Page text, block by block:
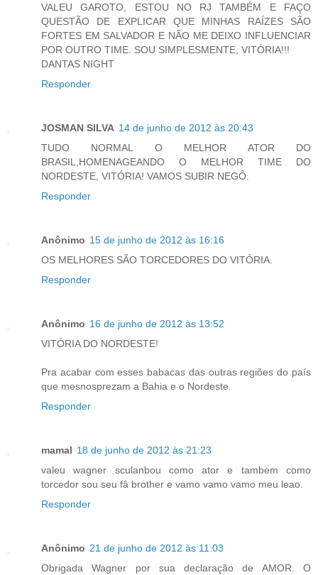
VALEU GAROTO, ESTOU NO RJ TAMBÉM E FAÇO
QUESTÃO DE EXPLICAR QUE MINHAS RAÍZES SÃO
FORTES EM SALVADOR E NÃO ME DEIXO INFLUENCIAR
POR OUTRO TIME. SOU SIMPLESMENTE, VITÓRIA!!!
DANTAS NIGHT
Responder
JOSMAN SILVA 14 de junho de 2012 às 20:43
TUDO NORMAL O MELHOR ATOR DO
BRASIL,HOMENAGEANDO O MELHOR TIME DO
NORDESTE, VITÓRIA! VAMOS SUBIR NEGÔ.
Responder
Anônimo 15 de junho de 2012 às 16:16
OS MELHORES SÃO TORCEDORES DO VITÓRIA.
Responder
Anônimo 16 de junho de 2012 às 13:52
VITÓRIA DO NORDESTE!
Pra acabar com esses babacas das outras regiões do país
que mesnosprezam a Bahia e o Nordeste.
Responder
mamal 18 de junho de 2012 às 21:23
valeu wagner sculanbou como ator e tambem como
torcedor sou seu fâ brother e vamo vamo vamo meu leao.
Responder
Anônimo 21 de junho de 2012 às 11:03
Obrigada Wagner por sua declaração de AMOR. O